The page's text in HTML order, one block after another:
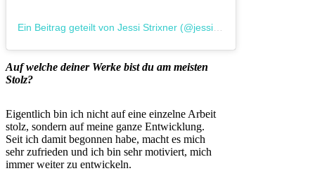
Auf welche deiner Werke bist du am meisten
Stolz?
Eigentlich bin ich nicht auf eine einzelne Arbeit
stolz, sondern auf meine ganze Entwicklung.
Seit ich damit begonnen habe, macht es mich
sehr zufrieden und ich bin sehr motiviert, mich
immer weiter zu entwickeln.